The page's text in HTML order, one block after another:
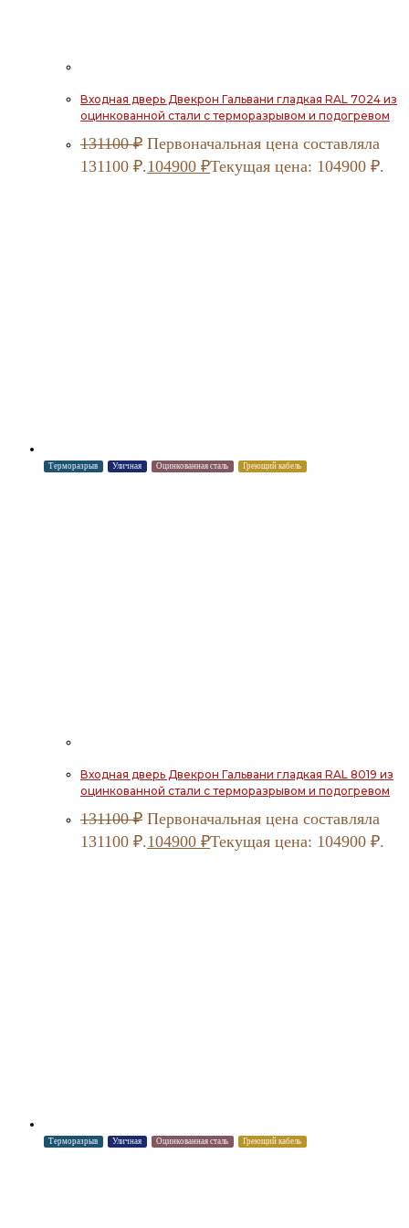
Входная дверь Двекрон Гальвани гладкая RAL 7024 из
оцинкованной стали с терморазрывом и подогревом
131100₽ Первоначальная цена составляла
131100 ₽.104900 ₽Текущая цена: 104900 ₽.
Терморазрыв Уличная Оцинкованная сталь Греющий кабель
Входная дверь Двекрон Гальвани гладкая RAL 8019 из
оцинкованной стали с терморазрывом и подогревом
131100₽ Первоначальная цена составляла
131100 ₽.104900 ₽Текущая цена: 104900 ₽.
Терморазрыв Уличная Оцинкованная сталь Греющий кабель